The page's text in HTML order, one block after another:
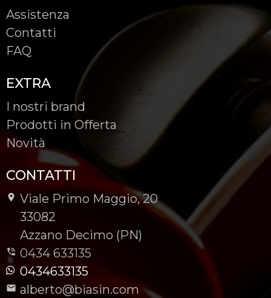
Assistenza
Contatti
FAQ
EXTRA
I nostri brand
Prodotti in Offerta
Novità
CONTATTI
Viale Primo Maggio, 20
-
33082
-
Azzano Decimo (PN)
0434 633135
0434633135
alberto@biasin.com